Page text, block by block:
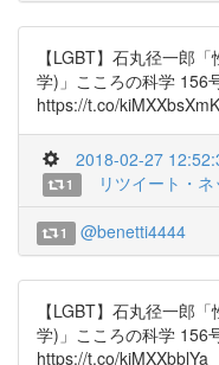
【LGBT】石丸径一郎
学)」こころの科学 156
https://t.co/kiMXXbsXmK
2018-02-27
1 リツイート・
1 @benetti4444
【LGBT】石丸径一郎
学)」こころの科学 156
https://t.co/kiMXXbblYa